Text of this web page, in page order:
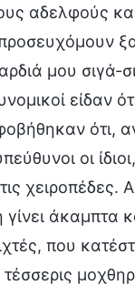
αδελφούς
μου σιγά-
είδαν
ότι,
οι
χειροπέδες.
άκαμπτα
που